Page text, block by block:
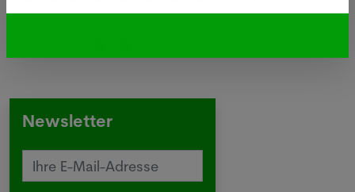
Newsletter